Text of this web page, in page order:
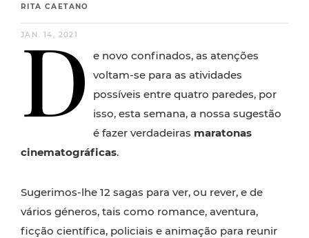
RITA CAETANO
JAN. 14, 2021
D
e novo confinados, as atenções
voltam-se para as atividades
possíveis entre quatro paredes, por
isso, esta semana, a nossa sugestão
é fazer verdadeiras maratonas
cinematográficas.
Sugerimos-lhe 12 sagas para ver, ou rever, e de
vários géneros, tais como romance, aventura,
ficção científica, policiais e animação para reunir